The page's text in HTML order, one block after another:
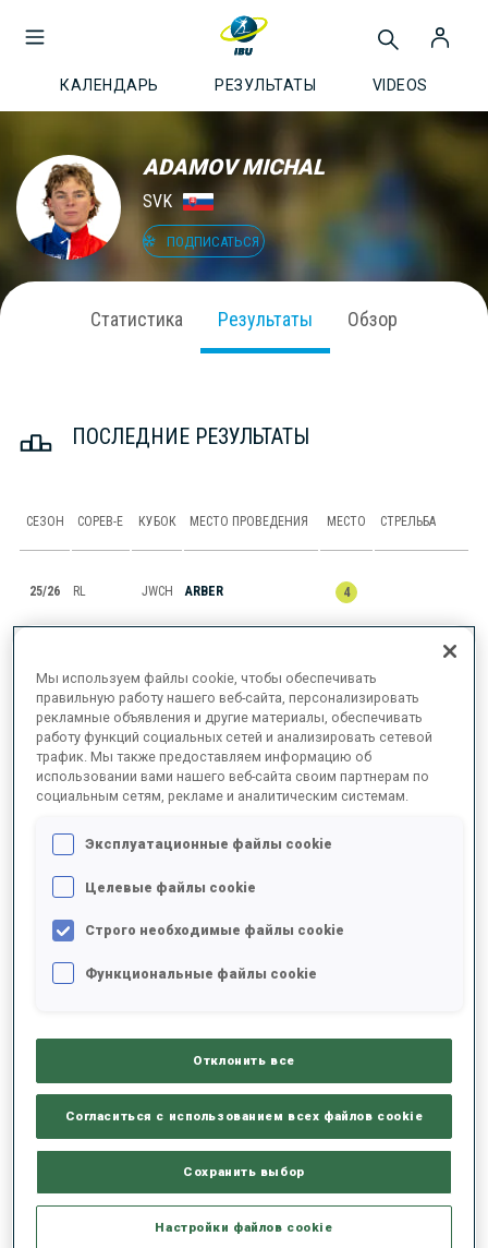
КАЛЕНДАРЬ РЕЗУЛЬТАТЫ VIDEOS
ADAMOV MICHAL
SVK
ПОДПИСАТЬСЯ
Статистика Результаты Обзор
ПОСЛЕДНИЕ РЕЗУЛЬТАТЫ
СЕЗОН СОРЕВ-Е КУБОК МЕСТО ПРОВЕДЕНИЯ МЕСТО СТРЕЛЬБА
25/26 RL JWCH ARBER 4
1
25/26 SP JWCH ARBER 32 1 2
25/26 MR JWCH ARBER 7
25/26 IN JWCH ARBER
ПОКАЗАТЬ ВСЕ
СЕЗОН КУБОК ОЧКИ ОБЩИЙ IN SP PU MS
Мы используем файлы cookie, чтобы обеспечивать
правильную работу нашего веб-сайта, персонализировать
рекламные объявления и другие материалы, обеспечивать
работу функций социальных сетей и анализировать сетевой
трафик. Мы также предоставляем информацию об
использовании вами нашего веб-сайта своим партнерам по
социальным сетям, рекламе и аналитическим системам.
Эксплуатационные файлы cookie
Целевые файлы cookie
Строго необходимые файлы cookie
Функциональные файлы cookie
Отклонить все
Согласиться с использованием всех файлов cookie
Сохранить выбор
Настройки файлов cookie